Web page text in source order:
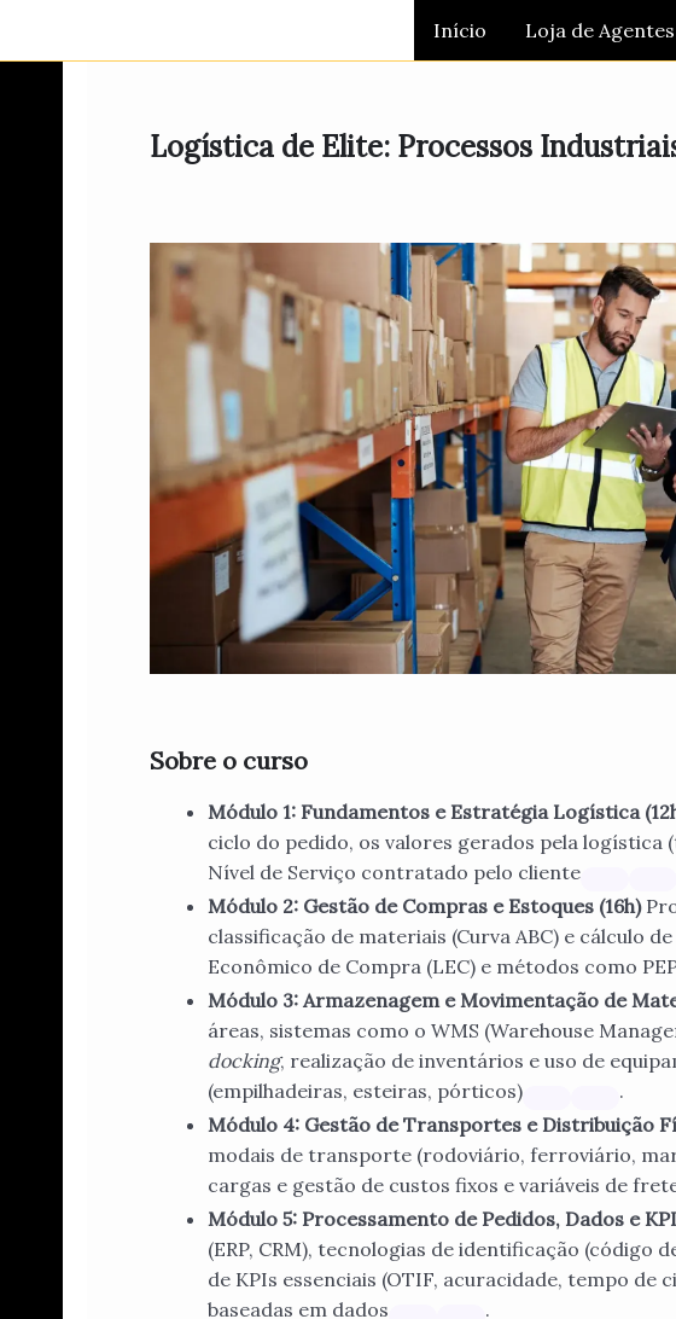
Início Loja de
Logística de Elite: Processos
Sobre o curso
Módulo 1: Fundamentos e Estratégia Logística
ciclo do pedido, os valores gerados pela logística
Nível de Serviço contratado pelo cliente
Módulo 2: Gestão de Compras e Estoques (16h)
classificação de materiais (Curva ABC) e cálculo
Econômico de Compra (LEC) e métodos como
Módulo 3: Armazenagem e Movimentação de
áreas, sistemas como o WMS (Warehouse
docking, realização de inventários e uso de
(empilhadeiras, esteiras, pórticos)
.
Módulo 4: Gestão de Transportes e Distribuição
modais de transporte (rodoviário, ferroviário,
cargas e gestão de custos fixos e variáveis de
Módulo 5: Processamento de Pedidos, Dados e
(ERP, CRM), tecnologias de identificação (código
de KPIs essenciais (OTIF, acuracidade, tempo de
baseadas em dados
.